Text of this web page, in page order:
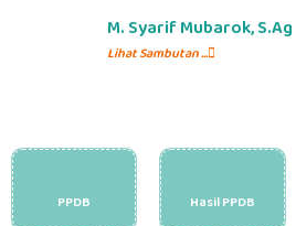
M. Syarif Mubarok, S.Ag
Lihat Sambutan ...
PPDB Hasil PPDB